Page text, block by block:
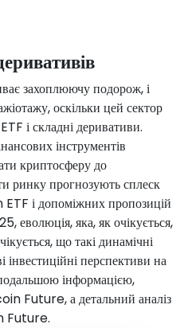
захоплюючу подорож, і
оскільки цей сектор
і складні деривативи.
інструментів
криптосферу до
ринку прогнозують сплеск
і допоміжних пропозицій
еволюція, яка, як очікується,
що такі динамічні
перспективи на
інформацією,
Future, а детальний аналіз
Future.